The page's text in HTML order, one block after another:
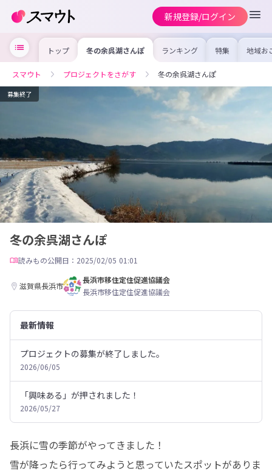
新規登録/ログイン
トップ 冬の余呉湖さんぽ ランキング 特集 地域お
の求
を集め
合った
スマウト プロジェクトをさがす 冬の余呉湖さんぽ
募集終了
冬の余呉湖さんぽ
読みもの公開日：2025/02/05 01:01
滋賀県長浜市
長浜市移住定住促進協議会
長浜市移住定住促進協議会
最新情報
プロジェクトの募集が終了しました。
2026/06/05
「興味ある」が押されました！
2026/05/27
長浜に雪の季節がやってきました！
雪が降ったら行ってみようと思っていたスポットがありま